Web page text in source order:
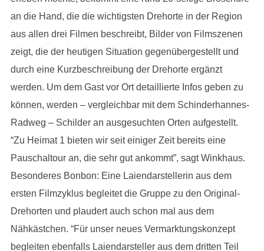
an die Hand, die die wichtigsten Drehorte in der Region
aus allen drei Filmen beschreibt, Bilder von Filmszenen
zeigt, die der heutigen Situation gegenübergestellt und
durch eine Kurzbeschreibung der Drehorte ergänzt
werden. Um dem Gast vor Ort detaillierte Infos geben zu
können, werden – vergleichbar mit dem Schinderhannes-
Radweg – Schilder an ausgesuchten Orten aufgestellt.
“Zu Heimat 1 bieten wir seit einiger Zeit bereits eine
Pauschaltour an, die sehr gut ankommt”, sagt Winkhaus.
Besonderes Bonbon: Eine Laiendarstellerin aus dem
ersten Filmzyklus begleitet die Gruppe zu den Original-
Drehorten und plaudert auch schon mal aus dem
Nähkästchen. “Für unser neues Vermarktungskonzept
begleiten ebenfalls Laiendarsteller aus dem dritten Teil